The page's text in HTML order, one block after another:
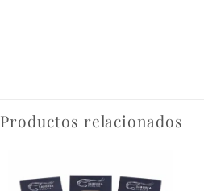
Productos relacionados